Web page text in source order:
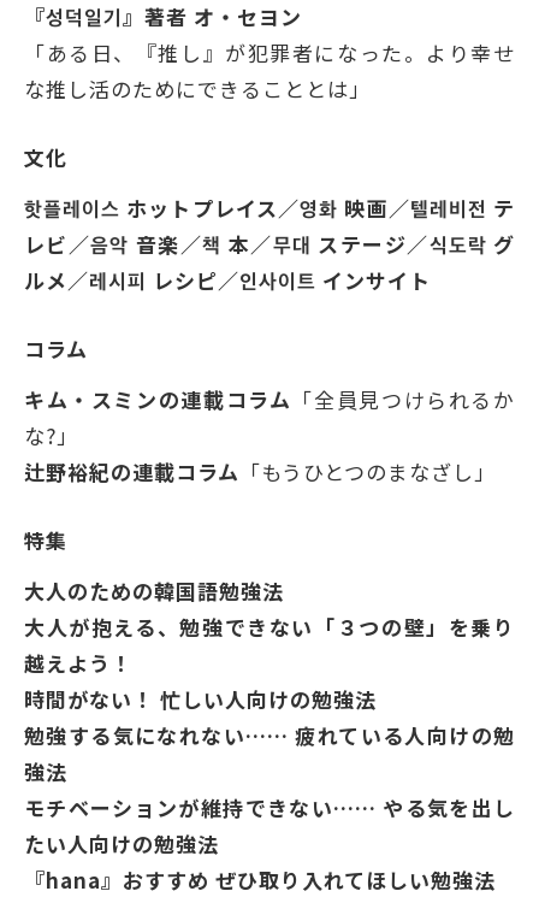
『성덕일기』著者 オ・セヨン
「ある日、『推し』が犯罪者になった。より幸せ
な推し活のためにできることとは」
文化
핫플레이스 ホットプレイス／영화 映画／텔레비전 テ
レビ／음악 音楽／책 本／무대 ステージ／식도락 グ
ルメ／레시피 レシピ／인사이트 インサイト
コラム
キム・スミンの連載コラム 「全員見つけられるか
な?」
辻野裕紀の連載コラム 「もうひとつのまなざし」
特集
大人のための韓国語勉強法
大人が抱える、勉強できない「３つの壁」を乗り
越えよう！
時間がない！ 忙しい人向けの勉強法
勉強する気になれない…… 疲れている人向けの勉
強法
モチベーションが維持できない…… やる気を出し
たい人向けの勉強法
『hana』おすすめ ぜひ取り入れてほしい勉強法